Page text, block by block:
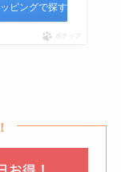
ピングで探す
ポチップ